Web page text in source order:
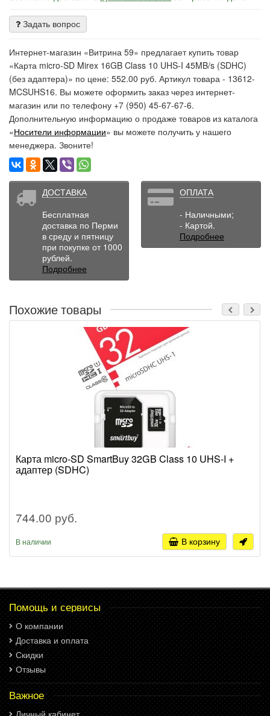
Задать вопрос
Интернет-магазин «Витрина 59» предлагает купить товар
«Карта micro-SD Mirex 16GB Class 10 UHS-I 45MB/s (SDHC)
(без адаптера)» по цене: 552.00 руб. Артикул товара - 13612-
MCSUHS16. Вы можете оформить заказ через интернет-
магазин или по телефону +7 (950) 45-67-67-6.
Дополнительную информацию о продаже товаров из каталога
«Носители информации» вы можете получить у нашего
менеджера. Звоните!
ДОСТАВКА
Бесплатная
доставка по Перми
в среду и пятницу
при покупке от 1000
рублей.
Подробнее
ОПЛАТА
- Наличными;
- Картой.
Подробнее
Похожие товары
Карта micro-SD SmartBuy 32GB Class 10 UHS-I +
адаптер (SDHC)
744.00 руб.
В наличии В корзину
Помощь и сервисы
О компании
Доставка и оплата
Скидки
Отзывы
Важное
Личный кабинет